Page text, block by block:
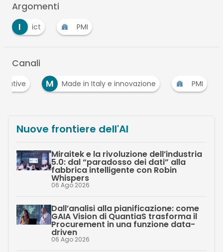
Argomenti
I
ict PMI
Canali
M Made in Italy e innovazione PMI
Nuove frontiere dell'AI
Miraitek e la rivoluzione dell’industria
5.0: dal “paradosso dei dati” alla
fabbrica intelligente con Robin
Whispers
06 Ago 2026
Dall’analisi alla pianificazione: come
GAIA Vision di QuantiaS trasforma il
Procurement in una funzione data-
driven
06 Ago 2026